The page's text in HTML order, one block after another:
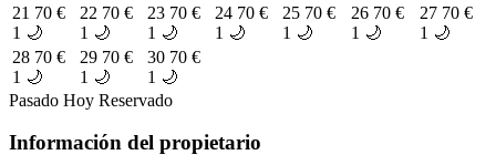
21 70 €
1 🌙
22 70 €
1 🌙
23 70 €
1 🌙
24 70 €
1 🌙
25 70 €
1 🌙
26 70 €
1 🌙
27 70 €
1 🌙
28 70 €
1 🌙
29 70 €
1 🌙
30 70 €
1 🌙
Pasado Hoy Reservado
Información del propietario